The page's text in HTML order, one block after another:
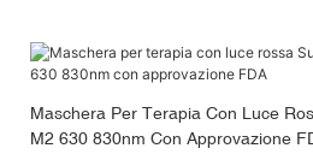
Maschera Per Terapia Con Luce
M2 630 830nm Con Approvazione